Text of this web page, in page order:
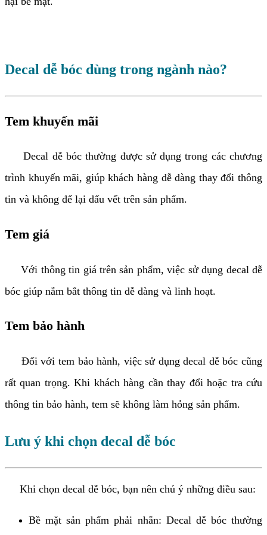
Decal dễ bóc dùng trong ngành nào?
Tem khuyến mãi
Decal dễ bóc thường được sử dụng trong các chương
trình khuyến mãi, giúp khách hàng dễ dàng thay đổi thông
tin và không để lại dấu vết trên sản phẩm.
Tem giá
Với thông tin giá trên sản phẩm, việc sử dụng decal dễ
bóc giúp nắm bắt thông tin dễ dàng và linh hoạt.
Tem bảo hành
Đối với tem bảo hành, việc sử dụng decal dễ bóc cũng
rất quan trọng. Khi khách hàng cần thay đổi hoặc tra cứu
thông tin bảo hành, tem sẽ không làm hỏng sản phẩm.
Lưu ý khi chọn decal dễ bóc
Khi chọn decal dễ bóc, bạn nên chú ý những điều sau:
Bề mặt sản phẩm phải nhẵn: Decal dễ bóc thường